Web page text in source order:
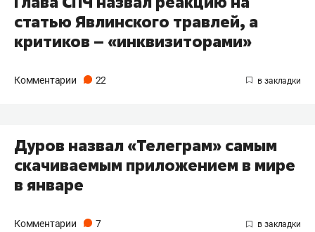
статью Явлинского травлей, а
критиков – «инквизиторами»
Комментарии 22
Дуров назвал «Телеграм» самым
скачиваемым приложением в мире
в январе
Комментарии 7